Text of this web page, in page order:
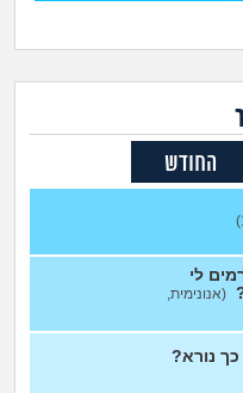
זוגיות
הורות ומשפחה
מהבקו"ם... ועד מתי?!
לימודים וסטודנטים
שאלות
החודש
לי
(אנונימית,
נורא?